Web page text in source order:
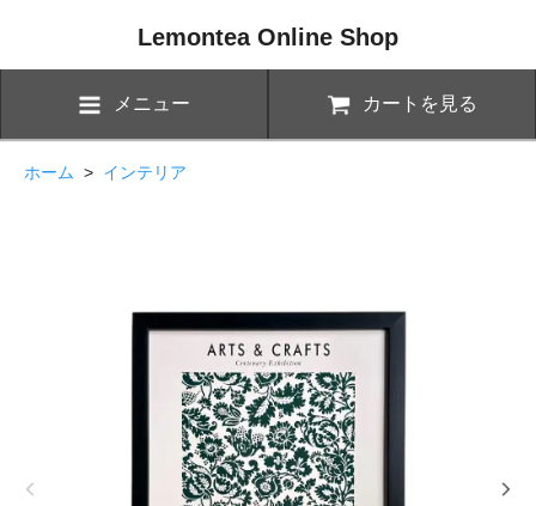
Lemontea Online Shop
メニュー カートを見る
ホーム > インテリア